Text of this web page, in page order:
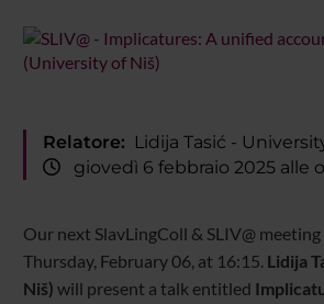
Relatore: Lidija Tasić -
giovedì 6 febbraio 2025 alle
Our next SlavLingColl & SLIV@
Thursday, February 06, at 16:15. Lidija
Niš) will present a talk entitled